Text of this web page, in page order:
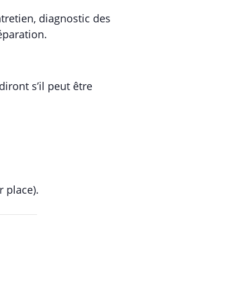
diagnostic des
s’il peut être
place).